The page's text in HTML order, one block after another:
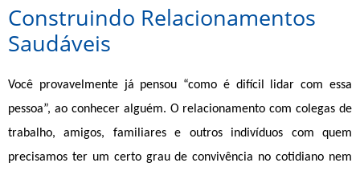
Construindo Relacionamentos
Saudáveis
Você provavelmente já pensou “como é difícil lidar com essa
pessoa”, ao conhecer alguém. O relacionamento com colegas de
trabalho, amigos, familiares e outros indivíduos com quem
precisamos ter um certo grau de convivência no cotidiano nem